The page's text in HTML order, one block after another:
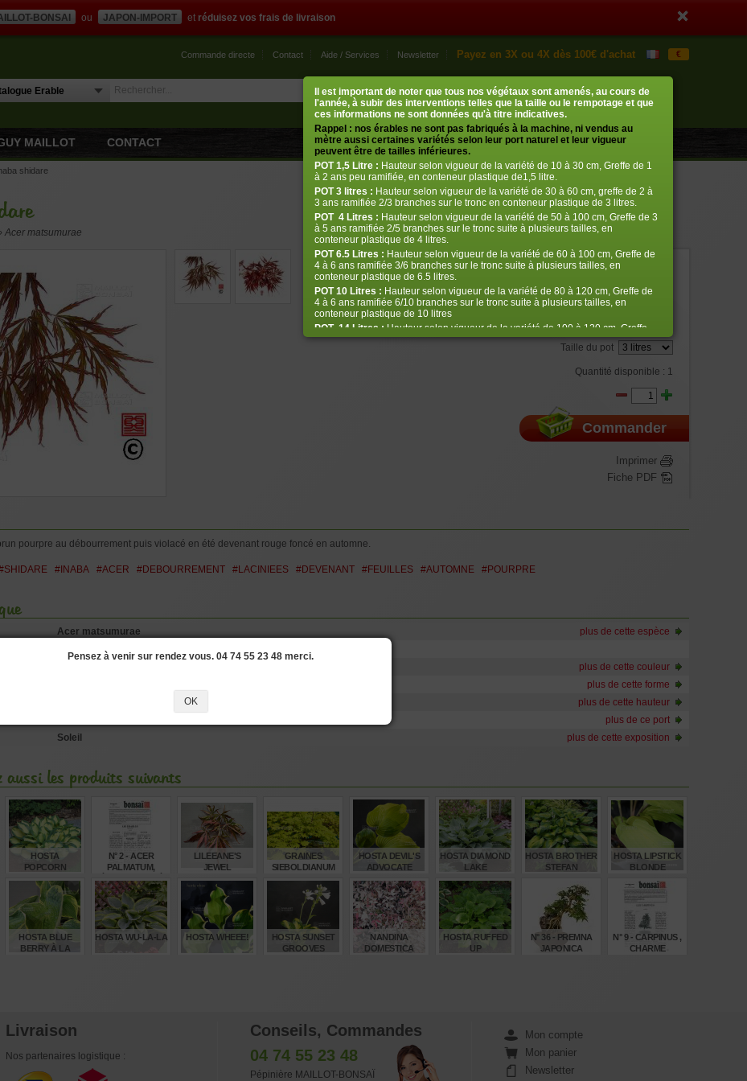
BONSAI ou JAPON-IMPORT et réduisez vos frais de livraison
Commande directe Contact Aide / Services Newsletter Payez en 3X ou 4X dès 100€ d'achat €
Mon compte
› me connecter 0 article
MAILLOT CONTACT
shidare
Acer matsumurae
32,00
Bien choisir la taille
Taille du pot
Quantité disponible : 1
Commander
Imprimer
Fiche PDF
pourpre au débourrement puis violacé en été devenant rouge foncé en automne.
#INABA #ACER #DEBOURREMENT #LACINIEES #DEVENANT #FEUILLES #AUTOMNE #POURPRE
Acer matsumurae
plus de cette espèce
Inaba shidare
plus de cette couleur
plus de cette forme
plus de cette hauteur
plus de ce port
Soleil plus de cette exposition
aussi les produits suivants
HOSTA
POPCORN
12,00
N° 2 - ACER
PALMATUM,
(SUITE)
4,00€
LILEEANE'S
JEWEL
55,00€
GRAINES
SIEBOLDIANUM
8,00€
HOSTA DEVIL'S
ADVOCATE
12,00€
HOSTA DIAMOND
LAKE
15,00€
HOSTA BROTHER
STEFAN
12,00€
HOSTA LIPSTICK
BLONDE
12,00
HOSTA BLUE
BERRY À LA
HOSTA WU-LA-LA HOSTA WHEEE!
HOSTA SUNSET
GROOVES
NANDINA
DOMESTICA
HOSTA RUFFED
UP
N° 36 - PREMNA
JAPONICA
N° 9 - CARPINUS ,
CHARME
Livraison
Nos partenaires logistique :
Conseils, Commandes
04 74 55 23 48
Pépinière MAILLOT-BONSAÏ
Mon compte
Mon panier
Newsletter
Pensez à venir sur rendez vous. 04 74 55 23 48 merci.
OK
Il est important de noter que tous nos végétaux sont amenés, au cours de
l'année, à subir des interventions telles que la taille ou le rempotage et que
ces informations ne sont données qu'à titre indicatives.
Rappel : nos érables ne sont pas fabriqués à la machine, ni vendus au
mètre aussi certaines variétés selon leur port naturel et leur vigueur
peuvent être de tailles inférieures.
POT1,5 Litre : Hauteur selon vigueur de la variété de 10 à 30 cm, Greffe de 1
à 2 ans peu ramifiée, en conteneur plastique de1,5 litre.
POT3 litres : Hauteur selon vigueur de la variété de 30 à 60 cm, greffe de 2 à
3 ans ramifiée 2/3 branches sur le tronc en conteneur plastique de 3 litres.
POT 4 Litres : Hauteur selon vigueur de la variété de 50 à 100 cm, Greffe de 3
à 5 ans ramifiée 2/5 branches sur le tronc suite à plusieurs tailles, en
conteneur plastique de 4 litres.
POT 6.5 Litres : Hauteur selon vigueur de la variété de 60 à 100 cm, Greffe de
4 à 6 ans ramifiée 3/6 branches sur le tronc suite à plusieurs tailles, en
conteneur plastique de 6.5 litres.
POT 10 Litres : Hauteur selon vigueur de la variété de 80 à 120 cm, Greffe de
4 à 6 ans ramifiée 6/10 branches sur le tronc suite à plusieurs tailles, en
conteneur plastique de 10 litres
POT 14 Litres : Hauteur selon vigueur de la variété de 100 à 120 cm, Greffe
de 5 à 8 ans ramifiée 10/12 branches suite à plusieurs tailles, en conteneur
Hauteur selon vigueur de la variété de 100 à 120 cm, Greffe de
5 à 8 ans ramifiée 10/12 branches suite à plusieurs tailles, en conteneur
plastique de 20 litres. Dans cette taille le volume de racines est plus important ,
Hauteur selon vigueur de la variété de 100 à 120 cm, Greffe de
6 à 9 ans ramifiée 10/12 branches suite à plusieurs tailles, en conteneur